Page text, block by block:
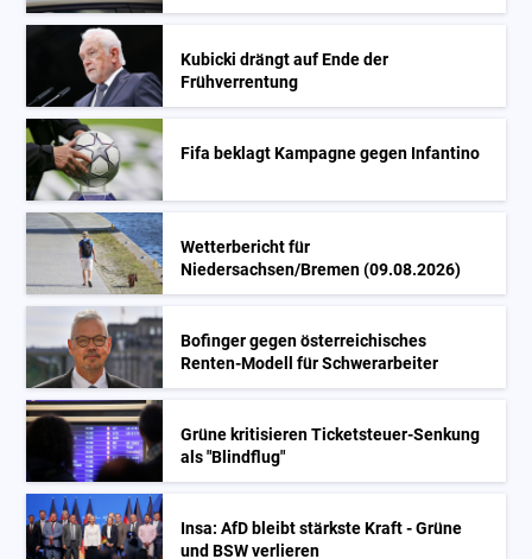
Kubicki drängt auf Ende der
Frühverrentung
Fifa beklagt Kampagne gegen Infantino
Wetterbericht für
Niedersachsen/Bremen (09.08.2026)
Bofinger gegen österreichisches
Renten-Modell für Schwerarbeiter
Grüne kritisieren Ticketsteuer-Senkung
als "Blindflug"
Insa: AfD bleibt stärkste Kraft - Grüne
und BSW verlieren